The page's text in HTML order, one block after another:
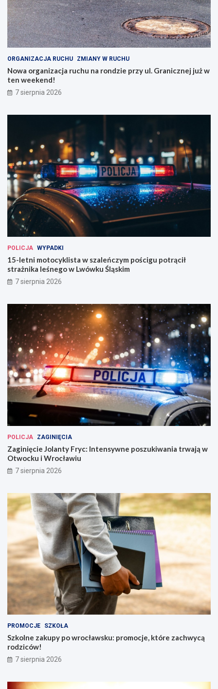
ORGANIZACJA RUCHU ZMIANY W RUCHU
Nowa organizacja ruchu na rondzie przy ul. Granicznej już w
ten weekend!
7 sierpnia 2026
POLICJA WYPADKI
15-letni motocyklista w szaleńczym pościgu potrącił
strażnika leśnego w Lwówku Śląskim
7 sierpnia 2026
POLICJA ZAGINIĘCIA
Zaginięcie Jolanty Fryc: Intensywne poszukiwania trwają w
Otwocku i Wrocławiu
7 sierpnia 2026
PROMOCJE SZKOŁA
Szkolne zakupy po wrocławsku: promocje, które zachwycą
rodziców!
7 sierpnia 2026